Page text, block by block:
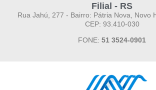
Filial - RS
Rua Jahú, 277 - Bairro: Pátria Nova, Novo
CEP: 93.410-030
FONE: 51 3524-0901